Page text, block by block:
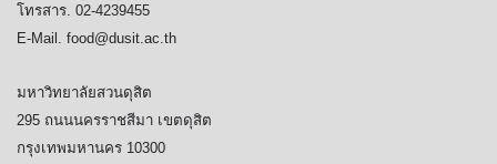
โทรสาร. 02-4239455
E-Mail. food@dusit.ac.th
มหาวิทยาลัยสวนดุสิต
295 ถนนนครราชสีมา เขตดุสิต
กรุงเทพมหานคร 10300